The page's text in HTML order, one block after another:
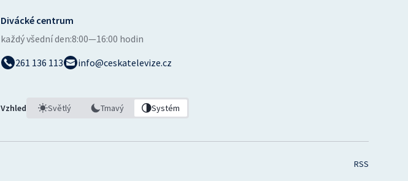
Divácké centrum
každý všední den:8:00—16:00 hodin
261 136 113
info@ceskatelevize.cz
Vzhled Světlý Tmavý Systém
RSS